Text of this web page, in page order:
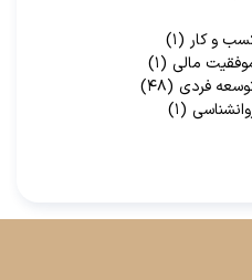
و کار (۱)
مالی (۱)
فردی (۴۸)
(۱)